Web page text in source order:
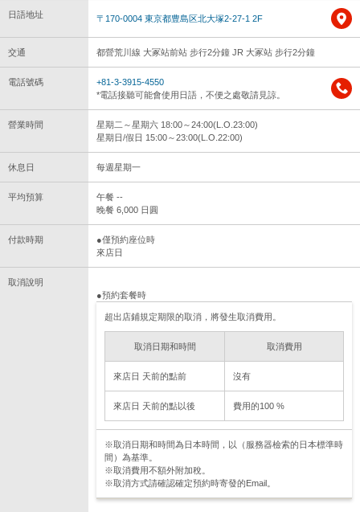
日語地址 〒170-0004 東京都豊島区北大塚2-27-1 2F
交通 都營荒川線 大冢站前站 步行2分鐘 JR 大冢站 步行2分鐘
電話號碼
+81-3-3915-4550
*電話接聽可能會使用日語，不便之處敬請見諒。
營業時間
星期二～星期六 18:00～24:00(L.O.23:00)
星期日/假日 15:00～23:00(L.O.22:00)
休息日 每週星期一
平均預算
午餐 --
晚餐 6,000 日圓
付款時期
●僅預約座位時
來店日
取消說明
●預約套餐時
超出店鋪規定期限的取消，將發生取消費用。
取消日期和時間 取消費用
來店日 天前的點前 沒有
來店日 天前的點以後 費用的100 %
※取消日期和時間為日本時間，以（服務器檢索的日本標準時
間）為基準。
※取消費用不額外附加稅。
※取消方式請確認確定預約時寄發的Email。